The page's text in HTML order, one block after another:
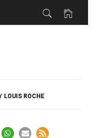
LOUIS ROCHE